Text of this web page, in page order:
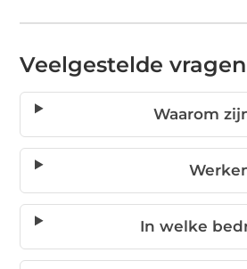
Veelgestelde vragen
Waarom
In welke